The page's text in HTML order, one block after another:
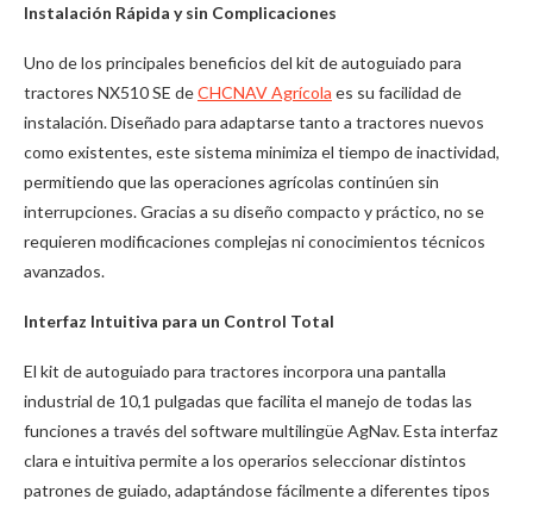
Instalación Rápida y sin Complicaciones
Uno de los principales beneficios del kit de autoguiado para
tractores NX510 SE deCHCNAV Agrícola es su facilidad de
instalación. Diseñado para adaptarse tanto a tractores nuevos
como existentes, este sistema minimiza el tiempo de inactividad,
permitiendo que las operaciones agrícolas continúen sin
interrupciones. Gracias a su diseño compacto y práctico, no se
requieren modificaciones complejas ni conocimientos técnicos
avanzados.
Interfaz Intuitiva para un Control Total
El kit de autoguiado para tractores incorpora una pantalla
industrial de 10,1 pulgadas que facilita el manejo de todas las
funciones a través del software multilingüe AgNav. Esta interfaz
clara e intuitiva permite a los operarios seleccionar distintos
patrones de guiado, adaptándose fácilmente a diferentes tipos